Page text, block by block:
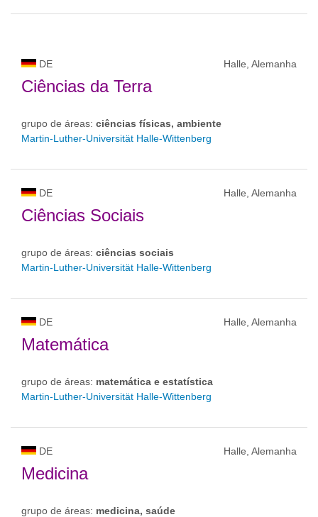
DE Halle, Alemanha
Ciências da Terra
grupo de áreas: ciências físicas, ambiente
Martin-Luther-Universität Halle-Wittenberg
DE Halle, Alemanha
Ciências Sociais
grupo de áreas: ciências sociais
Martin-Luther-Universität Halle-Wittenberg
DE Halle, Alemanha
Matemática
grupo de áreas: matemática e estatística
Martin-Luther-Universität Halle-Wittenberg
DE Halle, Alemanha
Medicina
grupo de áreas: medicina, saúde